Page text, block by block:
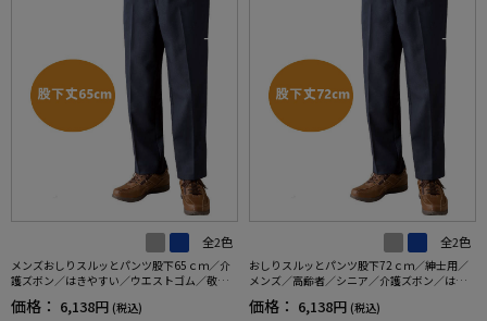
全2色
メンズおしりスルッとパンツ股下65ｃｍ／介
護ズボン／はきやすい／ウエストゴム／敬老
の日／ギフト／プレゼント【CF】
価格： 6,138円 (税込)
全2色
おしりスルッとパンツ股下72ｃｍ／紳士用／
メンズ／高齢者／シニア／介護ズボン／はき
やすい／ウエストゴム／敬老の日／ギフト／
プレゼント【CF】
価格： 6,138円 (税込)